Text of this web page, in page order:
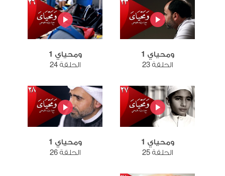
ومحياي 1
الحلقة 23
ومحياي 1
الحلقة 24
ومحياي 1
الحلقة 25
ومحياي 1
الحلقة 26